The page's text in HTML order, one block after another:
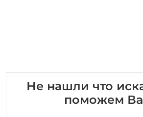
Не нашли что
поможем